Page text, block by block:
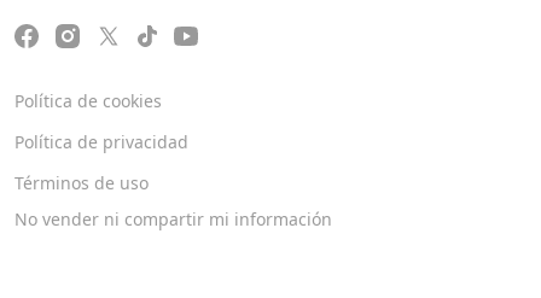
Política de cookies
Política de privacidad
Términos de uso
No vender ni compartir mi información